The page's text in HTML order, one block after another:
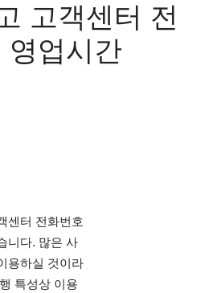
고객센터 전
영업시간
센터 전화번호
니다. 많은 사
용하실 것이라
특성상 이용